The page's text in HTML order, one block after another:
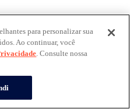
para personalizar sua
Ao continuar, você
. Consulte nossa